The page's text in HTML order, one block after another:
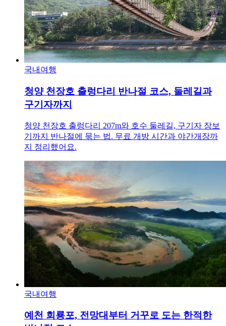
국내여행
청양 천장호 출렁다리 반나절 코스, 둘레길과
구기자까지
청양 천장호 출렁다리 207m와 호수 둘레길, 구기자 장보
기까지 반나절에 묶는 법. 무료 개방 시간과 야간개장까
지 정리했어요.
국내여행
예천 회룡포, 전망대부터 거꾸로 도는 한적한